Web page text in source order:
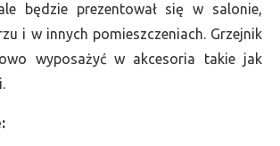
będzie prezentował się w salonie,
i w innych pomieszczeniach. Grzejnik
wyposażyć w akcesoria takie jak